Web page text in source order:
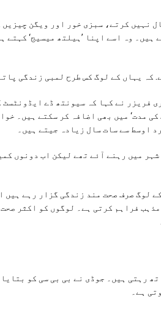
نہیں کرتے، سبزی خور اور ویگن چیزیں
وہ اسے اپنا ’ہیلتھ میسیج‘ کہتے
کہ یہاں کے لوگ کس طرح لمبی زندگی
فریزر نے کہا کہ سیونتھ ڈے ایڈونٹسٹ
مدت‘ میں بھی اضافہ کر سکتے ہیں۔
اوسط سے سات سال زیادہ جیتے ہیں۔
میں رہنے آئے تھے لیکن اب دونوں
لوگ صرف صحت مند زندگی گزار رہے ہیں
فراہم کرتی ہے۔ لوگوں کو اکثر
عمارت میں 112 افراد کے ساتھ رہتی ہیں۔ جوڈی نے بی بی سی
ہے۔